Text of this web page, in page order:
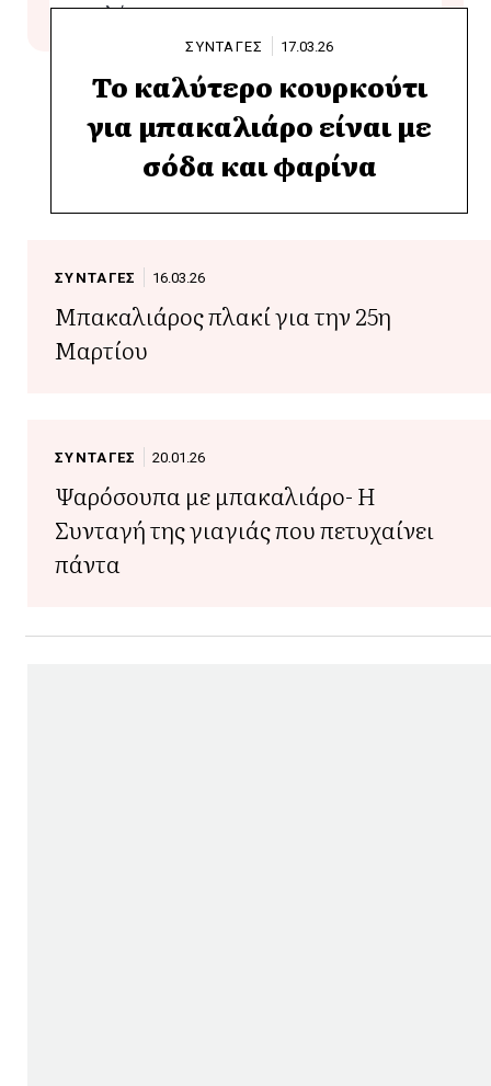
μπακαλιάρος
ΣΥΝΤΑΓΕΣ 17.03.26
Το καλύτερο κουρκούτι
για μπακαλιάρο είναι με
σόδα και φαρίνα
ΣΥΝΤΑΓΕΣ 16.03.26
Μπακαλιάρος πλακί για την 25η
Μαρτίου
ΣΥΝΤΑΓΕΣ 20.01.26
Ψαρόσουπα με μπακαλιάρο- Η
Συνταγή της γιαγιάς που πετυχαίνει
πάντα